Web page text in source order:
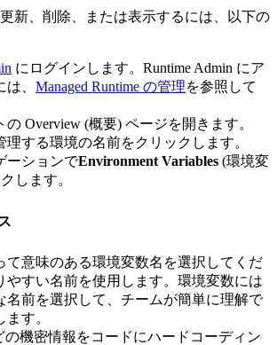
新、削除、または表示するには、以下の
にログインします。Runtime Admin にア
、 Managed Runtime の管理を参照して
の Overview (概要) ページを開きます。
理する環境の名前をクリックします。
ーションでEnvironment Variables (環境変
します。
て意味のある環境変数名を選択してくだ
やすい名前を使用します。環境変数には
名前を選択して、チームが簡単に理解で
す。
の機密情報をコードにハードコーディン